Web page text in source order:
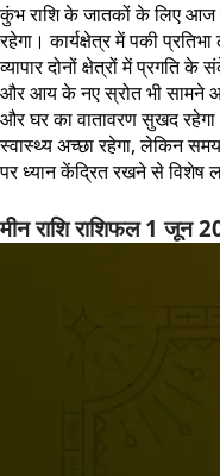
कुंभ राशि के जातकों के लिए आज
रहेगा। कार्यक्षेत्र में पकी
व्यापार दोनों क्षेत्रों में प्रगति
और आय के नए स्रोत भी सामने
और घर का वातावरण सुखद
स्वास्थ्य अच्छा रहेगा, लेकिन
पर ध्यान केंद्रित रखने से विशेष
मीन राशि राशिफल 1 जून